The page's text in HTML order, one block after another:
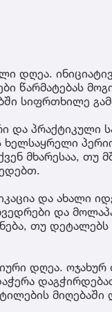
დღეა.
წარმატებას
სიფრთხილე
და პრაქტიკული
ხელსაყრელი
მხარესაა, თუ
და ახალი
და
თუ
დღეა. ოჯახურ
მიღებაში